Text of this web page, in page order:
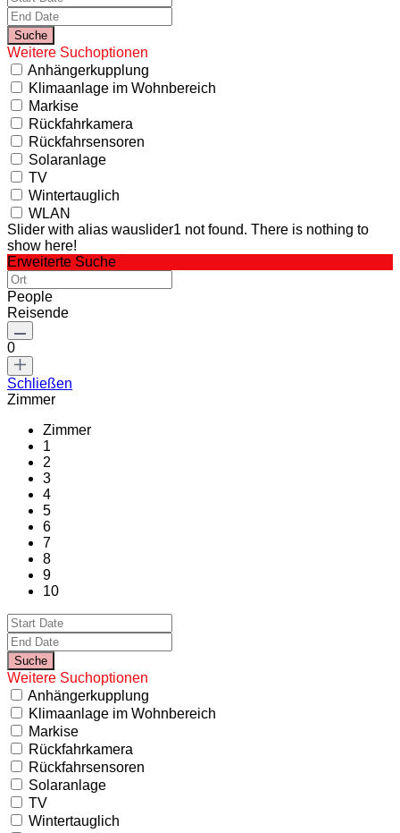
Weitere Suchoptionen
Anhängerkupplung
Klimaanlage im Wohnbereich
Markise
Rückfahrkamera
Rückfahrsensoren
Solaranlage
TV
Wintertauglich
WLAN
Slider with alias wauslider1 not found. There is nothing to
show here!
Erweiterte Suche
People
Reisende
0
Schließen
Zimmer
Zimmer
1
2
3
4
5
6
7
8
9
10
Weitere Suchoptionen
Anhängerkupplung
Klimaanlage im Wohnbereich
Markise
Rückfahrkamera
Rückfahrsensoren
Solaranlage
TV
Wintertauglich